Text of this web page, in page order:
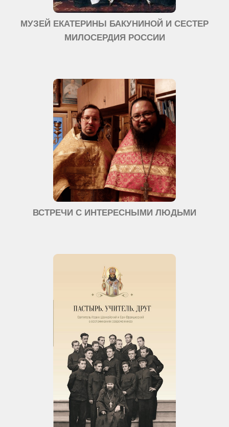
МУЗЕЙ ЕКАТЕРИНЫ БАКУНИНОЙ И СЕСТЕР
МИЛОСЕРДИЯ РОССИИ
ВСТРЕЧИ С ИНТЕРЕСНЫМИ ЛЮДЬМИ